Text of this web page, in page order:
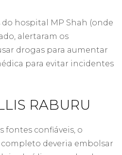
hospital MP Shah (onde
alertaram os
drogas para aumentar
para evitar incidentes
RABURU
fontes confiáveis, o
deveria embolsar